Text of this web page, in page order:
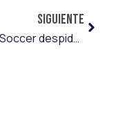
SIGUIENTE
Emart&Soccer despide un 2025 exitoso y afronta el 2026 con el objetivo de mejorar y superarse